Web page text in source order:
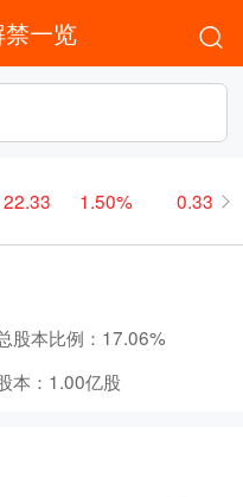
一览
22.33 1.50% 0.33
股本比例： 17.06%
本： 1.00亿股